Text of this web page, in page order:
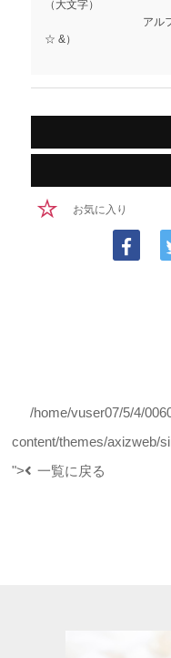
（大文字）
アルファベッ
☆ &）
お気に入り
/home/vuser07/5/4/
content/themes/axizweb/
">
一覧に戻る